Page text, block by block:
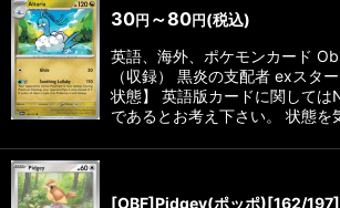
30円 ～80円(税込)
英語、海外、ポケモンカード
（収録） 黒炎の支配者 exスタ
状態】 英語版カードに関しては
であるとお考え下さい。 状態を
[OBF]Pidgey(ポッポ)[162/197]